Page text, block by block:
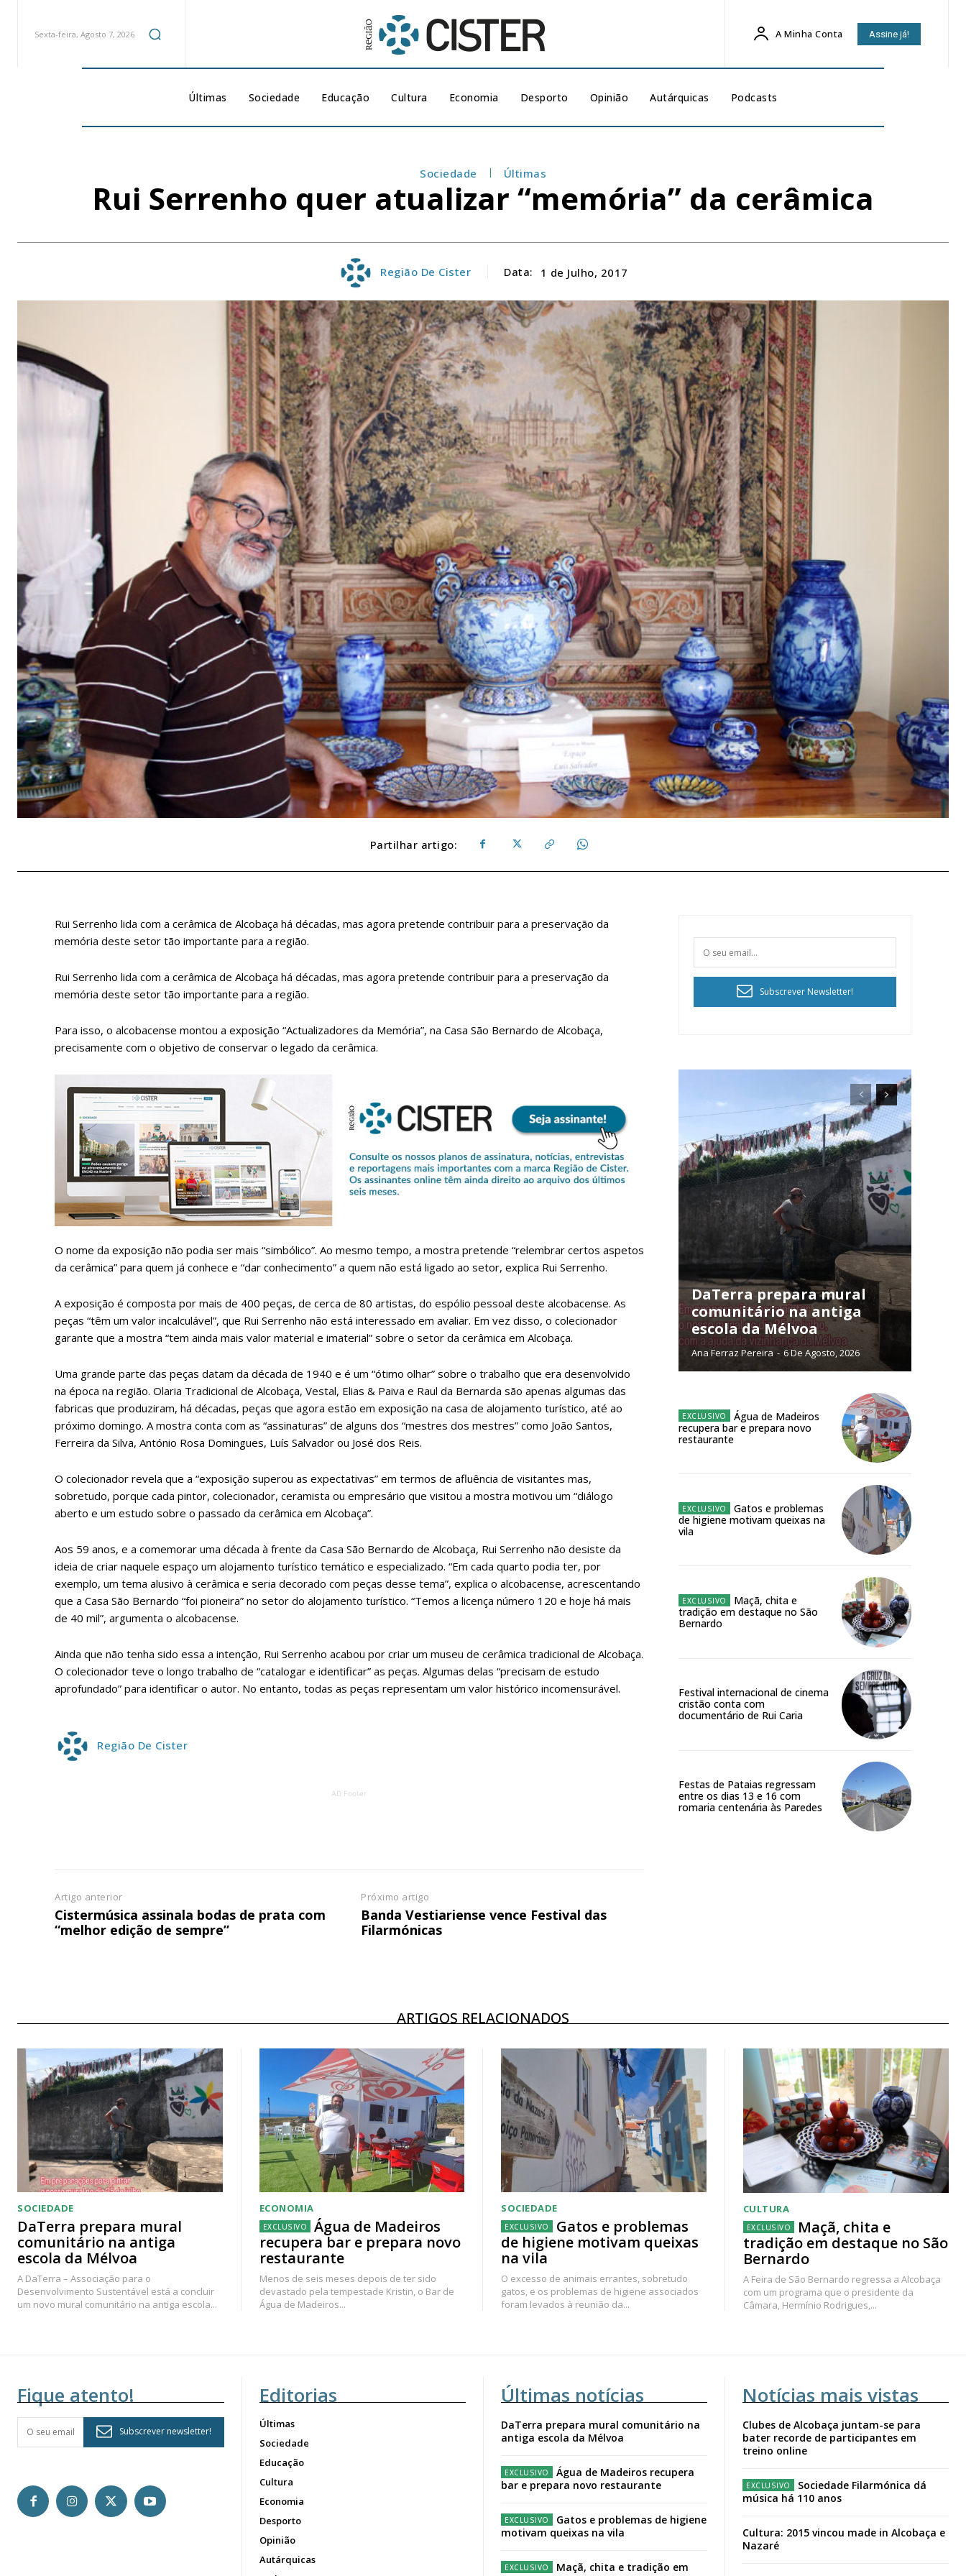
Planos de Assinatura
Sendo assinante terá acesso a todos os conteúdos exclusivos e versões digitais.
Escolha o plano de assinatura desejado:
ASSINATURA
32€
12 meses
em sua casa
Acesso ao conteúdo online
Acesso aos conteúdos Exclusivos para
Ofertas para assinatura anual
Escolha o plano
ASSINATURA
DIGITAL ANUAL
16
12 meses
Acesso aos conteúdos Exclusivos para
assinantes
Ofertas para assinatura anual
Sexta-feira, Agosto 7, 2026 A Minha Conta Assine já!
Últimas Sociedade Educação Cultura Economia Desporto Opinião Autárquicas Podcasts
Sociedade Últimas
Rui Serrenho quer atualizar “memória” da cerâmica
Região De Cister Data: 1 de Julho, 2017
Partilhar artigo:
Rui Serrenho lida com a cerâmica de Alcobaça há décadas, mas agora pretende contribuir para a preservação da
memória deste setor tão importante para a região.
Rui Serrenho lida com a cerâmica de Alcobaça há décadas, mas agora pretende contribuir para a preservação da
memória deste setor tão importante para a região.
Para isso, o alcobacense montou a exposição “Actualizadores da Memória”, na Casa São Bernardo de Alcobaça,
precisamente com o objetivo de conservar o legado da cerâmica.
O nome da exposição não podia ser mais “simbólico”. Ao mesmo tempo, a mostra pretende “relembrar certos aspetos
da cerâmica” para quem já conhece e “dar conhecimento” a quem não está ligado ao setor, explica Rui Serrenho.
A exposição é composta por mais de 400 peças, de cerca de 80 artistas, do espólio pessoal deste alcobacense. As
peças “têm um valor incalculável”, que Rui Serrenho não está interessado em avaliar. Em vez disso, o colecionador
garante que a mostra “tem ainda mais valor material e imaterial” sobre o setor da cerâmica em Alcobaça.
Uma grande parte das peças datam da década de 1940 e é um “ótimo olhar” sobre o trabalho que era desenvolvido
na época na região. Olaria Tradicional de Alcobaça, Vestal, Elias & Paiva e Raul da Bernarda são apenas algumas das
fabricas que produziram, há décadas, peças que agora estão em exposição na casa de alojamento turístico, até ao
próximo domingo. A mostra conta com as “assinaturas” de alguns dos “mestres dos mestres” como João Santos,
Ferreira da Silva, António Rosa Domingues, Luís Salvador ou José dos Reis.
O colecionador revela que a “exposição superou as expectativas” em termos de afluência de visitantes mas,
sobretudo, porque cada pintor, colecionador, ceramista ou empresário que visitou a mostra motivou um “diálogo
aberto e um estudo sobre o passado da cerâmica em Alcobaça”.
Aos 59 anos, e a comemorar uma década à frente da Casa São Bernardo de Alcobaça, Rui Serrenho não desiste da
ideia de criar naquele espaço um alojamento turístico temático e especializado. “Em cada quarto podia ter, por
exemplo, um tema alusivo à cerâmica e seria decorado com peças desse tema”, explica o alcobacense, acrescentando
que a Casa São Bernardo “foi pioneira” no setor do alojamento turístico. “Temos a licença número 120 e hoje há mais
de 40 mil”, argumenta o alcobacense.
Ainda que não tenha sido essa a intenção, Rui Serrenho acabou por criar um museu de cerâmica tradicional de Alcobaça.
O colecionador teve o longo trabalho de “catalogar e identificar” as peças. Algumas delas “precisam de estudo
aprofundado” para identificar o autor. No entanto, todas as peças representam um valor histórico incomensurável.
Região De Cister
AD Footer
Artigo anterior
Cistermúsica assinala bodas de prata com
“melhor edição de sempre”
Próximo artigo
Banda Vestiariense vence Festival das
Filarmónicas
Subscrever Newsletter!
DaTerra prepara mural
comunitário na antiga
escola da Mélvoa
Ana Ferraz Pereira - 6 De Agosto, 2026
Água de Madeiros
recupera bar e prepara novo
restaurante
Gatos e problemas
de higiene motivam queixas na
vila
Maçã, chita e
tradição em destaque no São
Bernardo
Festival internacional de cinema
cristão conta com
documentário de Rui Caria
Festas de Pataias regressam
entre os dias 13 e 16 com
romaria centenária às Paredes
ARTIGOS RELACIONADOS
SOCIEDADE
DaTerra prepara mural
comunitário na antiga
escola da Mélvoa
A DaTerra – Associação para o
Desenvolvimento Sustentável está a concluir
um novo mural comunitário na antiga escola...
ECONOMIA
Água de Madeiros
recupera bar e prepara novo
restaurante
Menos de seis meses depois de ter sido
devastado pela tempestade Kristin, o Bar de
Água de Madeiros...
SOCIEDADE
Gatos e problemas
de higiene motivam queixas
na vila
O excesso de animais errantes, sobretudo
gatos, e os problemas de higiene associados
foram levados à reunião da...
CULTURA
Maçã, chita e
tradição em destaque no São
Bernardo
A Feira de São Bernardo regressa a Alcobaça
com um programa que o presidente da
Câmara, Hermínio Rodrigues,...
Fique atento!
Subscrever newsletter!
Editorias
Últimas
Sociedade
Educação
Cultura
Economia
Desporto
Opinião
Autárquicas
Últimas notícias
DaTerra prepara mural comunitário na
antiga escola da Mélvoa
Água de Madeiros recupera
bar e prepara novo restaurante
Gatos e problemas de higiene
motivam queixas na vila
Maçã, chita e tradição em
Notícias mais vistas
Clubes de Alcobaça juntam-se para
bater recorde de participantes em
treino online
Sociedade Filarmónica dá
música há 110 anos
Cultura: 2015 vincou made in Alcobaça e
Nazaré